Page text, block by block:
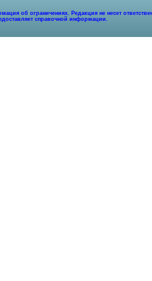
об ограничениях. Редакция не несет
справочной информации.